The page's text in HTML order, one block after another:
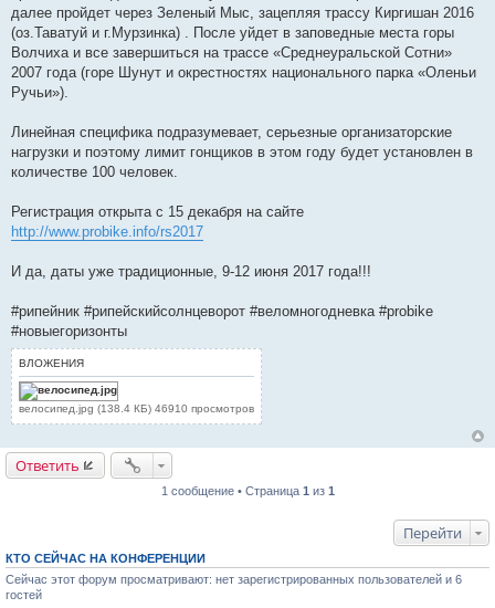
далее пройдет через Зеленый Мыс, зацепляя трассу Киргишан 2016
(оз.Таватуй и г.Мурзинка) . После уйдет в заповедные места горы
Волчиха и все завершиться на трассе «Среднеуральской Сотни»
2007 года (горе Шунут и окрестностях национального парка «Оленьи
Ручьи»).
Линейная специфика подразумевает, серьезные организаторские
нагрузки и поэтому лимит гонщиков в этом году будет установлен в
количестве 100 человек.
Регистрация открыта с 15 декабря на сайте
http://www.probike.info/rs2017
И да, даты уже традиционные, 9-12 июня 2017 года!!!
#рипейник #рипейскийсолнцеворот #веломногодневка #probike
#новыегоризонты
ВЛОЖЕНИЯ
велосипед.jpg (138.4 КБ) 46910 просмотров
Ответить
1 сообщение • Страница 1 из 1
Перейти
КТО СЕЙЧАС НА КОНФЕРЕНЦИИ
Сейчас этот форум просматривают: нет зарегистрированных пользователей и 6
гостей